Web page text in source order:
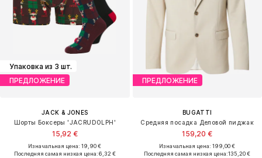
Упаковка из 3 шт.
ПРЕДЛОЖЕНИЕ
JACK & JONES
Шорты Боксеры 'JACRUDOLPH'
15,92 €
Изначальная цена: 19,90 €
Последняя самая низкая цена:6,32 €
ПРЕДЛОЖЕНИЕ
BUGATTI
Средняя посадка Деловой пиджак
159,20 €
Изначальная цена: 199,00 €
Последняя самая низкая цена:135,20 €